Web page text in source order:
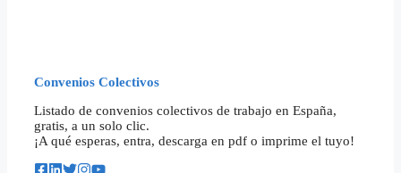
Convenios Colectivos
Listado de convenios colectivos de trabajo en España,
gratis, a un solo clic.
¡A qué esperas, entra, descarga en pdf o imprime el tuyo!